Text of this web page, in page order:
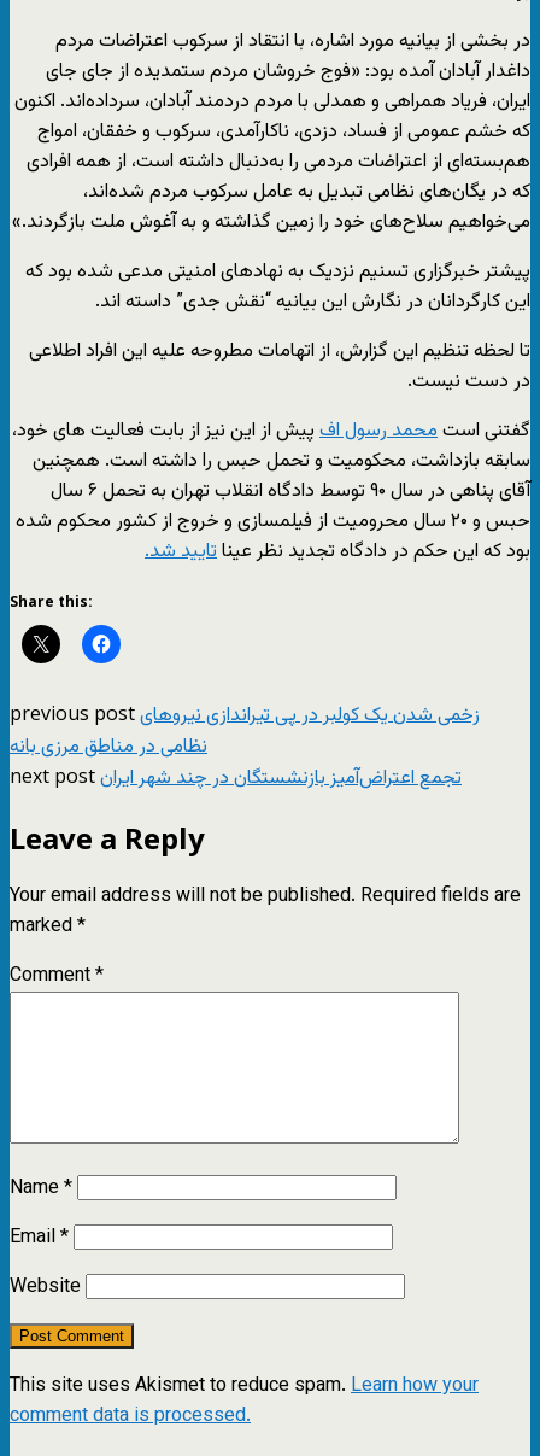
در بخشی از بیانیه مورد اشاره، با انتقاد از سرکوب اعتراضات مردم
داغدار آبادان آمده بود: «فوج خروشان مردم ستمدیده از جای جای
ایران، فریاد همراهی و همدلی با مردم دردمند آبادان، سرداده‌اند. اکنون
که خشم عمومی از فساد، دزدی، ناکارآمدی، سرکوب و خفقان، امواج
هم‌بسته‌ای از اعتراضات مردمی را به‌دنبال داشته است، از همه افرادی
که در یگان‌های نظامی تبدیل به عامل سرکوب مردم شده‌اند،
می‌خواهیم سلاح‌های خود را زمین گذاشته و به آغوش ملت بازگردند.»
پیشتر خبرگزاری تسنیم نزدیک به نهادهای امنیتی مدعی شده بود که
این کارگردانان در نگارش این بیانیه “نقش جدی” داسته اند.
تا لحظه تنظیم این گزارش، از اتهامات مطروحه علیه این افراد اطلاعی
در دست نیست.
گفتنی استمحمد رسول اف پیش از این نیز از بابت فعالیت های خود،
سابقه بازداشت، محکومیت و تحمل حبس را داشته است. همچنین
آقای پناهی در سال ۹۰ توسط دادگاه انقلاب تهران به تحمل ۶ سال
حبس و ۲۰ سال محرومیت از فیلمسازی و خروج از کشور محکوم شده
بود که این حکم در دادگاه تجدید نظر عیناتایید شد.
Share this:
previous postزخمی شدن یک کولبر در پی تیراندازی نیروهای
نظامی در مناطق مرزی بانه
next postتجمع اعتراض‌آمیز بازنشستگان در چند شهر ایران
Leave a Reply
Your email address will not be published. Required fields are
marked*
Comment*
Name*
Email*
Website
This site uses Akismet to reduce spam. Learn how your
comment data is processed.